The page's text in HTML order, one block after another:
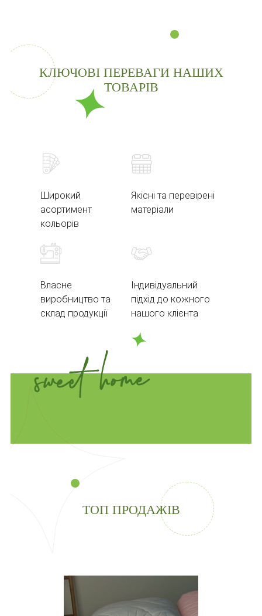
КЛЮЧОВІ ПЕРЕВАГИ НАШИХ
ТОВАРІВ
Широкий
асортимент
кольорів
Якісні та перевірені
матеріали
Власне
виробництво та
склад продукції
Індивідуальний
підхід до кожного
нашого клієнта
ТОП ПРОДАЖІВ